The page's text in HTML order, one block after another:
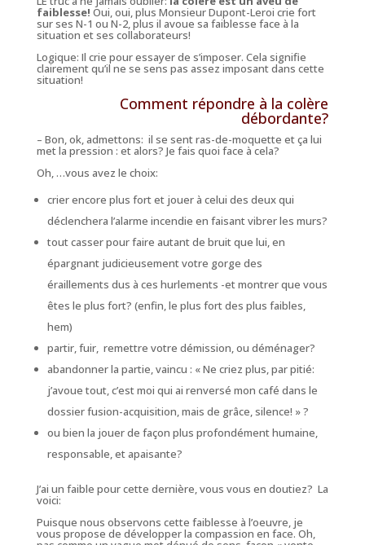
faiblesse! Oui, oui, plus Monsieur Dupont-Leroi crie fort
sur ses N-1 ou N-2, plus il avoue sa faiblesse face à la
situation et ses collaborateurs!
Logique: Il crie pour essayer de s’imposer. Cela signifie
clairement qu’il ne se sens pas assez imposant dans cette
situation!
Comment répondre à la colère
débordante?
– Bon, ok, admettons: il se sent ras-de-moquette et ça lui
met la pression : et alors? Je fais quoi face à cela?
Oh, …vous avez le choix:
crier encore plus fort et jouer à celui des deux qui
déclenchera l’alarme incendie en faisant vibrer les murs?
tout casser pour faire autant de bruit que lui, en
épargnant judicieusement votre gorge des
éraillements dus à ces hurlements -et montrer que vous
êtes le plus fort? (enfin, le plus fort des plus faibles,
hem)
partir, fuir, remettre votre démission, ou déménager?
abandonner la partie, vaincu : « Ne criez plus, par pitié:
j’avoue tout, c’est moi qui ai renversé mon café dans le
dossier fusion-acquisition, mais de grâce, silence! » ?
ou bien la jouer de façon plus profondément humaine,
responsable, et apaisante?
J’ai un faible pour cette dernière, vous vous en doutiez? La
voici:
Puisque nous observons cette faiblesse à l’oeuvre, je
vous propose de développer la compassion en face. Oh,